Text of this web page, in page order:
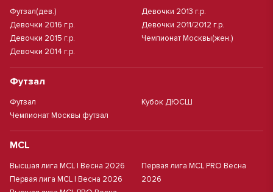
Футзал(дев.)
Девочки 2016 г.р.
Девочки 2015 г.р.
Девочки 2014 г.р.
Девочки 2013 г.р.
Девочки 2011/2012 г.р.
Чемпионат Москвы(жен.)
Футзал
Футзал
Чемпионат Москвы футзал
Кубок ДЮСШ
MCL
Высшая лига MCL | Весна 2026
Первая лига MCL | Весна 2026
Первая лига MCL PRO Весна
2026